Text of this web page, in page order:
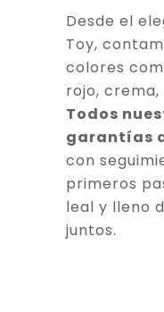
Desde el
Toy,
colores
rojo,
Todos
garantías
con
primeros
leal y lleno
juntos.